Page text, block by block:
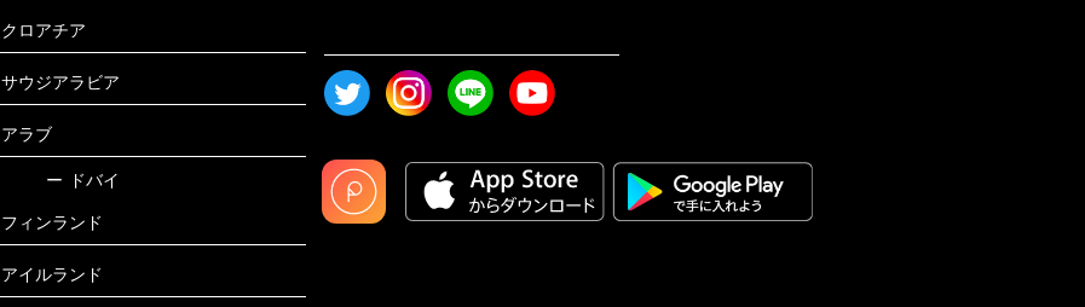
クロアチア
サウジアラビア
アラブ
ー ドバイ
フィンランド
アイルランド